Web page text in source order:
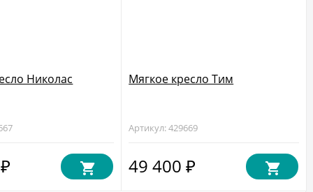
Николас
₽
Мягкое кресло Тим
Артикул: 429669
49 400₽